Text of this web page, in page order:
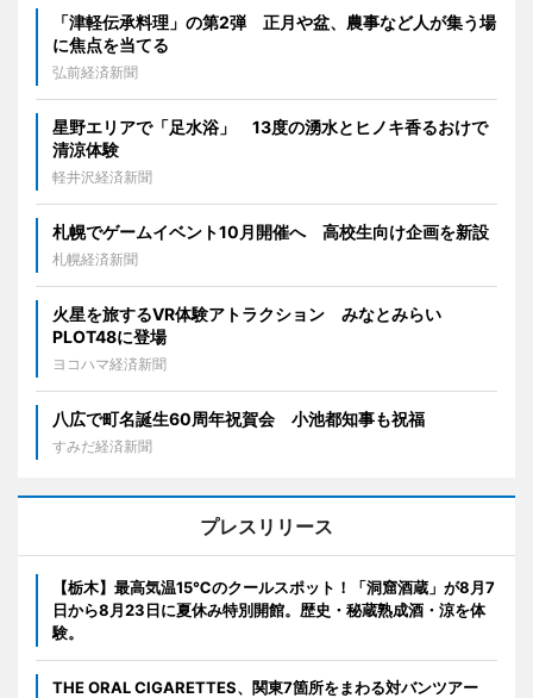
「津軽伝承料理」の第2弾 正月や盆、農事など人が集う場
に焦点を当てる
弘前経済新聞
星野エリアで「足水浴」 13度の湧水とヒノキ香るおけで
清涼体験
軽井沢経済新聞
札幌でゲームイベント10月開催へ 高校生向け企画を新設
札幌経済新聞
火星を旅するVR体験アトラクション みなとみらい
PLOT48に登場
ヨコハマ経済新聞
八広で町名誕生60周年祝賀会 小池都知事も祝福
すみだ経済新聞
プレスリリース
【栃木】最高気温15℃のクールスポット！「洞窟酒蔵」が8月7
日から8月23日に夏休み特別開館。歴史・秘蔵熟成酒・涼を体
験。
THE ORAL CIGARETTES、関東7箇所をまわる対バンツアー